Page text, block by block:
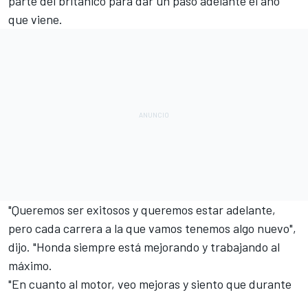
que viene.
"Queremos ser exitosos y queremos estar adelante,
pero cada carrera a la que vamos tenemos algo nuevo",
dijo. "Honda siempre está mejorando y trabajando al
máximo.
"En cuanto al motor, veo mejoras y siento que durante